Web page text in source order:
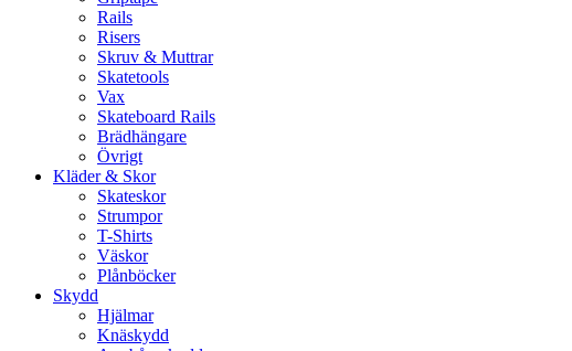
Rails
Risers
Skruv & Muttrar
Skatetools
Vax
Skateboard Rails
Brädhängare
Övrigt
Kläder & Skor
Skateskor
Strumpor
T-Shirts
Väskor
Plånböcker
Skydd
Hjälmar
Knäskydd